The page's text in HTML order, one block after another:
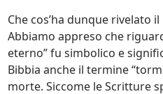
Che cos’ha dunque rivelato
Abbiamo appreso che
eterno” fu simbolico e
Bibbia anche il termine
morte. Siccome le Scritture